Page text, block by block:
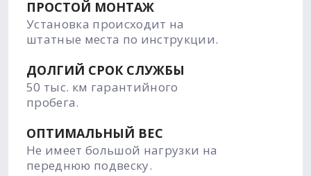
ПРОСТОЙ МОНТАЖ
Установка происходит на
штатные места по инструкции.
ДОЛГИЙ СРОК СЛУЖБЫ
50 тыс. км гарантийного
пробега.
ОПТИМАЛЬНЫЙ ВЕС
Не имеет большой нагрузки на
переднюю подвеску.